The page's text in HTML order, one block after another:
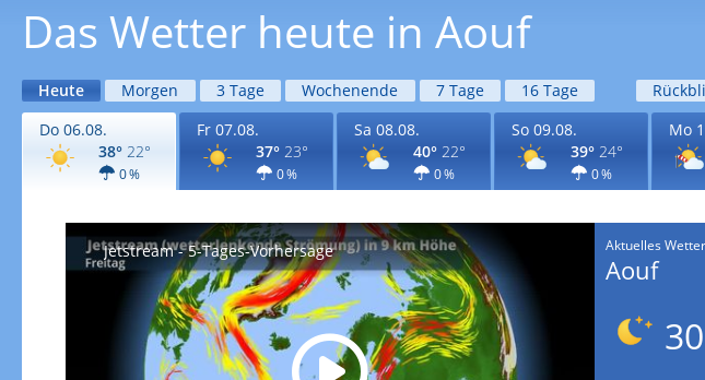
Das Wetter heute in Aouf
Heute Morgen 3 Tage Wochenende 7 Tage 16 Tage
Do 06.08.
38° 22°
0 %
Fr 07.08.
37° 23°
0 %
Sa 08.08.
40° 22°
0 %
So 09.08.
39° 24°
0 %
Mo
Jetstream - 5-Tages-Vorhersage Aktuelles
Aouf